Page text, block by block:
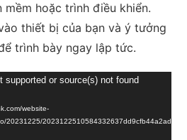
mềm hoặc trình điều khiển.
thiết bị của bạn và ý tưởng
trình bày ngay lập tức.
supported or source(s) not found
website-
20231225/